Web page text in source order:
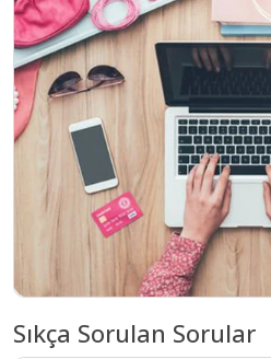
Sıkça Sorulan Sorular